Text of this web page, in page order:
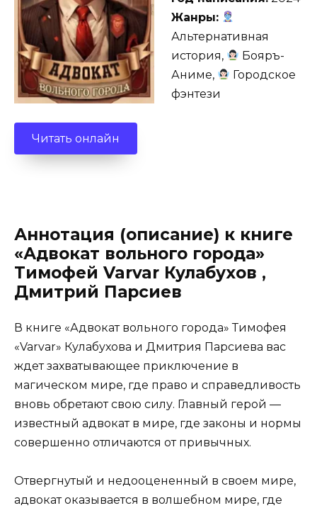
Жанры:
Альтернативная
история,
Бояръ-
Аниме,
Городское
фэнтези
Читать онлайн
Аннотация (описание) к книге
«Адвокат вольного города»
Тимофей Varvar Кулабухов ,
Дмитрий Парсиев
В книге «Адвокат вольного города» Тимофея
«Varvar» Кулабухова и Дмитрия Парсиева вас
ждет захватывающее приключение в
магическом мире, где право и справедливость
вновь обретают свою силу. Главный герой —
известный адвокат в мире, где законы и нормы
совершенно отличаются от привычных.
Отвергнутый и недооцененный в своем мире,
адвокат оказывается в волшебном мире, где